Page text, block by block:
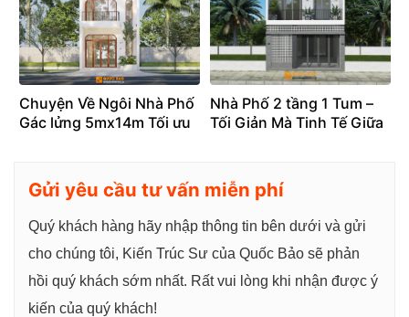
Chuyện Về Ngôi Nhà Phố
Gác lửng 5mx14m Tối ưu
NP26007
Nhà Phố 2 tầng 1 Tum –
Tối Giản Mà Tinh Tế Giữa
Gửi yêu cầu tư vấn miễn phí
Quý khách hàng hãy nhập thông tin bên dưới và gửi
cho chúng tôi, Kiến Trúc Sư của Quốc Bảo sẽ phản
hồi quý khách sớm nhất. Rất vui lòng khi nhận được ý
kiến của quý khách!